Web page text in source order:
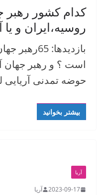
کدام کشور رهبر
روسیه،ایران و یا
بازدیدها:
است ؟ و رهبر جهان
حوضه تمدنی آریایی
بیشتر بخوانید
آریا
2023-09-17 آریا